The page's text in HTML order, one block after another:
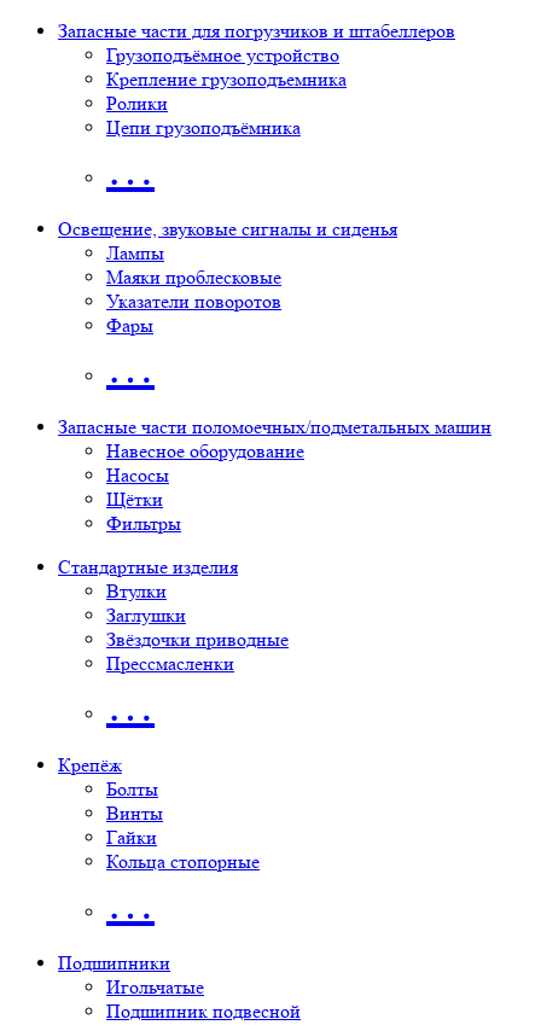
Запасные части для погрузчиков и штабеллеров
Грузоподъёмное устройство
Крепление грузоподъемника
Ролики
Цепи грузоподъёмника
…
Освещение, звуковые сигналы и сиденья
Лампы
Маяки проблесковые
Указатели поворотов
Фары
…
Запасные части поломоечных/подметальных машин
Навесное оборудование
Насосы
Щётки
Фильтры
Стандартные изделия
Втулки
Заглушки
Звёздочки приводные
Прессмасленки
…
Крепёж
Болты
Винты
Гайки
Кольца стопорные
…
Подшипники
Игольчатые
Подшипник подвесной